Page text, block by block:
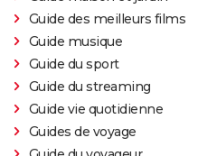
Guide des meilleurs films
Guide musique
Guide du sport
Guide du streaming
Guide vie quotidienne
Guides de voyage